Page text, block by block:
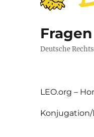
Deutsche
LEO.org –